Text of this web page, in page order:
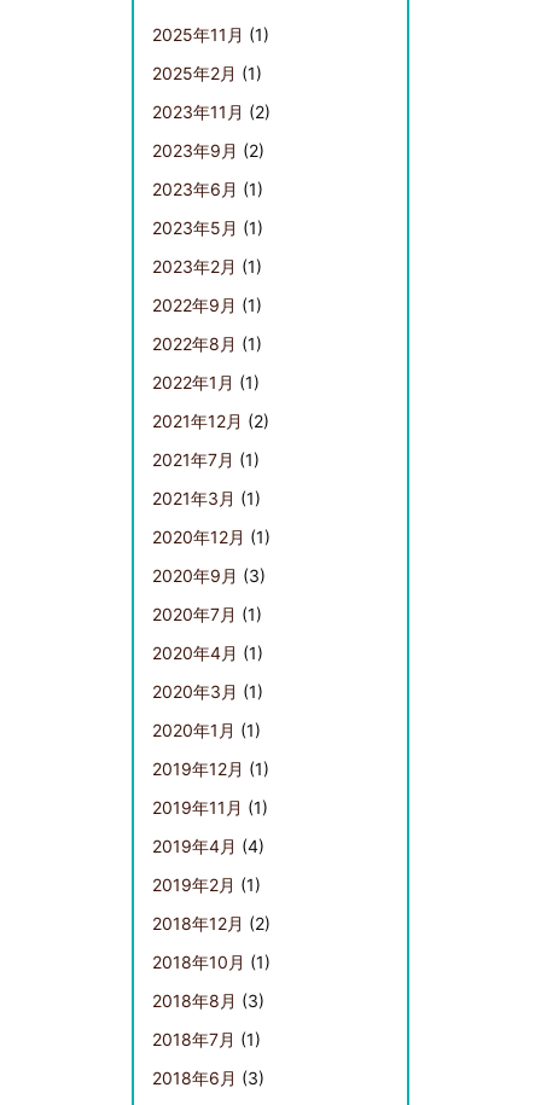
2025年11月 (1)
2025年2月 (1)
2023年11月 (2)
2023年9月 (2)
2023年6月 (1)
2023年5月 (1)
2023年2月 (1)
2022年9月 (1)
2022年8月 (1)
2022年1月 (1)
2021年12月 (2)
2021年7月 (1)
2021年3月 (1)
2020年12月 (1)
2020年9月 (3)
2020年7月 (1)
2020年4月 (1)
2020年3月 (1)
2020年1月 (1)
2019年12月 (1)
2019年11月 (1)
2019年4月 (4)
2019年2月 (1)
2018年12月 (2)
2018年10月 (1)
2018年8月 (3)
2018年7月 (1)
2018年6月 (3)